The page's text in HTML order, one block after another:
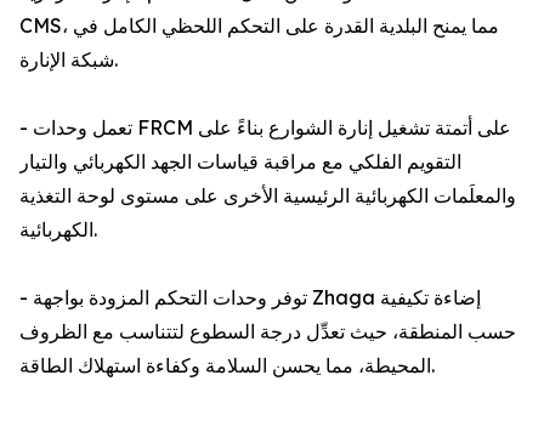
CMS، مما يمنح البلدية القدرة على التحكم اللحظي الكامل في
شبكة الإنارة.
- تعمل وحدات FRCM على أتمتة تشغيل إنارة الشوارع بناءً على
التقويم الفلكي مع مراقبة قياسات الجهد الكهربائي والتيار
والمعلَمات الكهربائية الرئيسية الأخرى على مستوى لوحة التغذية
الكهربائية.
- توفر وحدات التحكم المزودة بواجهة Zhaga إضاءة تكيفية
حسب المنطقة، حيث تعدِّل درجة السطوع لتتناسب مع الظروف
المحيطة، مما يحسن السلامة وكفاءة استهلاك الطاقة.